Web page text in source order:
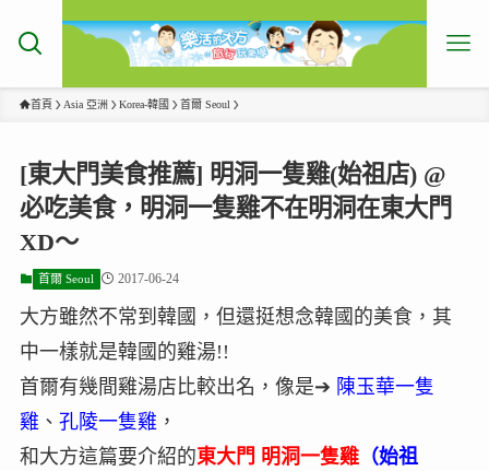
首頁 Asia 亞洲 Korea-韓國 首爾 Seoul
[東大門美食推薦] 明洞一隻雞(始祖店) @
必吃美食，明洞一隻雞不在明洞在東大門
XD～
首爾 Seoul 2017-06-24
大方雖然不常到韓國，但還挺想念韓國的美食，其
中一樣就是韓國的雞湯!!
首爾有幾間雞湯店比較出名，像是➔ 陳玉華一隻
雞 、 孔陵一隻雞 ，
和大方這篇要介紹的東大門 明洞一隻雞（始祖